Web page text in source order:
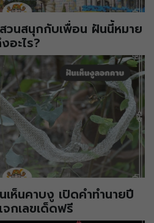
วนสนุกกับเพื่อน ฝันนี้หมาย
อะไร?
ห็นคาบงู เปิดคำทำนายปี
กเลขเด็ดฟรี